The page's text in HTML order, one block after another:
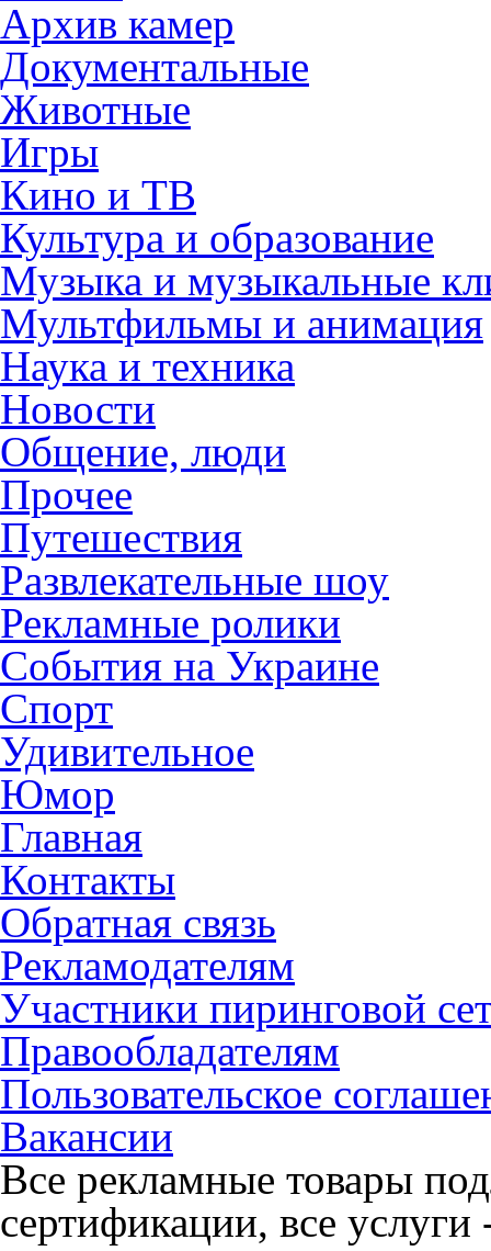
Архив камер
Документальные
Животные
Игры
Кино и ТВ
Культура и образование
Музыка и музыкальные
Мультфильмы и анимация
Наука и техника
Новости
Общение, люди
Прочее
Путешествия
Развлекательные шоу
Рекламные ролики
События на Украине
Спорт
Удивительное
Юмор
Главная
Контакты
Обратная связь
Рекламодателям
Участники пиринговой
Правообладателям
Пользовательское
Вакансии
Все рекламные товары
сертификации, все